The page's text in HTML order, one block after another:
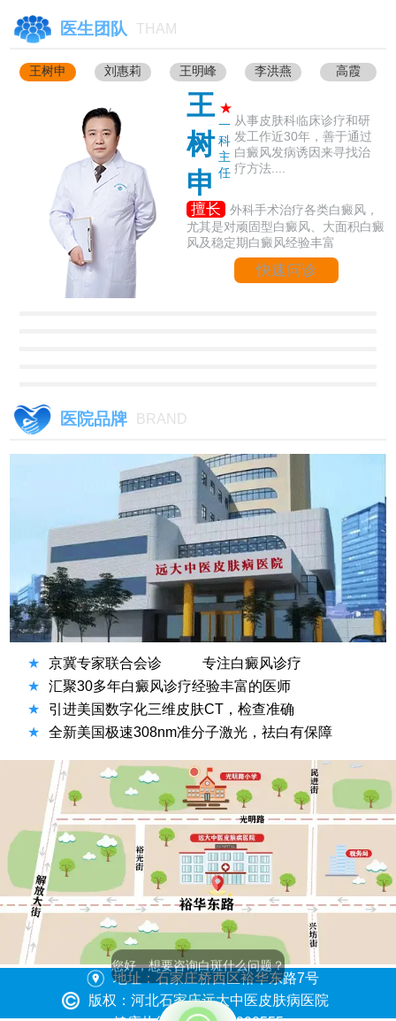
医生团队 THAM
王树申 刘惠莉 王明峰 李洪燕 高霞
王
树
申
★
一
科
主
任
从事皮肤科临床诊疗和研
发工作近30年，善于通过
白癜风发病诱因来寻找治
疗方法....
擅长
外科手术治疗各类白癜风，
尤其是对顽固型白癜风、大面积白癜
风及稳定期白癜风经验丰富
快速问诊
医院品牌 BRAND
★ 京冀专家联合会诊
专注白癜风诊疗
★
汇聚30多年白癜风诊疗经验丰富的医师
★
引进美国数字化三维皮肤CT，检查准确
★
全新美国极速308nm准分子激光，祛白有保障
地址：石家庄桥西区裕华东路7号
版权：河北石家庄远大中医皮肤病医院
您好，想要咨询白斑什么问题？